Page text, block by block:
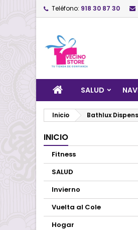
Teléfono: 918 30 87 30
SALUD
Inicio Bathlux
INICIO
Fitness
SALUD
Invierno
Vuelta al Cole
Hogar